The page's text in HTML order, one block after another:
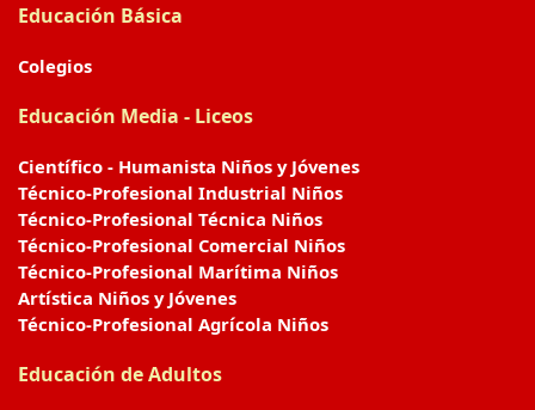
Educación Básica
Colegios
Educación Media - Liceos
Científico - Humanista Niños y Jóvenes
Técnico-Profesional Industrial Niños
Técnico-Profesional Técnica Niños
Técnico-Profesional Comercial Niños
Técnico-Profesional Marítima Niños
Artística Niños y Jóvenes
Técnico-Profesional Agrícola Niños
Educación de Adultos